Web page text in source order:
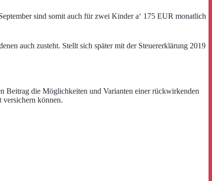
sind somit auch für zwei Kinder a‘ 175 EUR monatlich
auch zusteht. Stellt sich später mit der Steuererklärung 2019
Beitrag die Möglichkeiten und Varianten einer rückwirkenden
können.